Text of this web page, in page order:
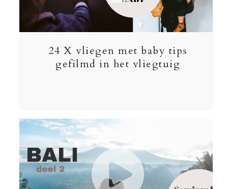
24 X vliegen met baby tips
gefilmd in het vliegtuig